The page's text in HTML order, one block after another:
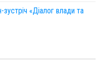
«Діалог влади та